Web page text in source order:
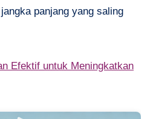
panjang yang saling
Efektif untuk Meningkatkan